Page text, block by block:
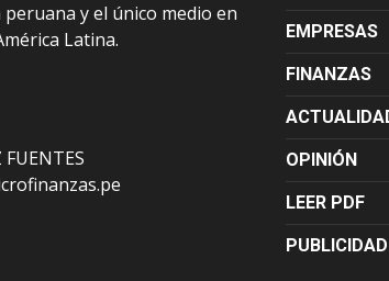
y el único medio en
Latina.
EMPRESAS
FINANZAS
OPINIÓN
LEER PDF
PUBLICIDAD